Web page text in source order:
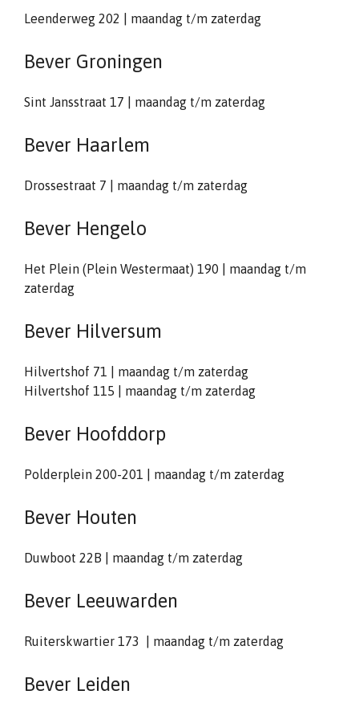
Leenderweg 202 | maandag t/m zaterdag
Bever Groningen
Sint Jansstraat 17 | maandag t/m zaterdag
Bever Haarlem
Drossestraat 7 | maandag t/m zaterdag
Bever Hengelo
Het Plein (Plein Westermaat) 190 | maandag t/m
zaterdag
Bever Hilversum
Hilvertshof 71 | maandag t/m zaterdag
Hilvertshof 115 | maandag t/m zaterdag
Bever Hoofddorp
Polderplein 200-201 | maandag t/m zaterdag
Bever Houten
Duwboot 22B | maandag t/m zaterdag
Bever Leeuwarden
Ruiterskwartier 173 | maandag t/m zaterdag
Bever Leiden